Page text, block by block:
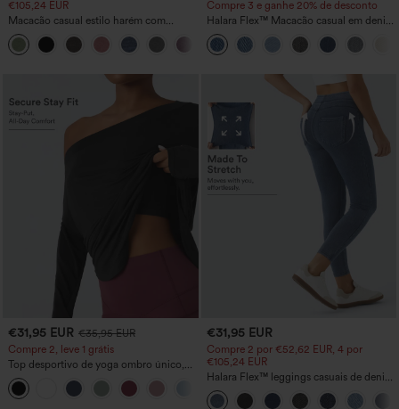
€105,24 EUR
Macacão casual estilo harém com
decote em U e bolsos - Edição Easy
Peezy
+11
Compre 3 e ganhe 20% de desconto
Halara Flex™ Macacão casual em denim
lavado com decote em V e bolsos
€31,95 EUR €35,95 EUR
Compre 2, leve 1 grátis
Top desportivo de yoga ombro único,
manga comprida com orifício para o
polegar, bainha curva (high-low), de
secagem rápida, com sutiã integrado
€31,95 EUR
Compre 2 por €52,62 EUR, 4 por
€105,24 EUR
Halara Flex™ leggings casuais de denim
com cintura alta e bolsos